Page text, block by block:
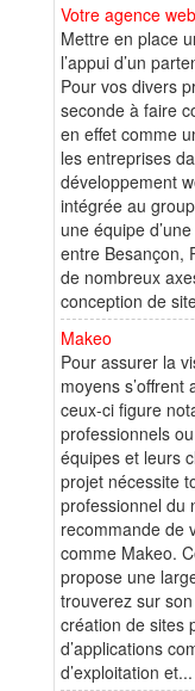
Votre agence
Mettre en place
l’appui d’un
Pour vos divers
seconde à faire
en effet comme
les entreprises
développement
intégrée au
une équipe
entre Besançon,
de nombreux
conception de
Makeo
Pour assurer la
moyens s’offrent
ceux-ci figure
professionnels
équipes et leurs
projet nécessite
professionnel du
recommande de
comme Makeo.
propose une
trouverez sur
création de sites
d’applications
d’exploitation et...